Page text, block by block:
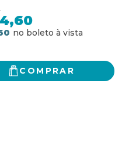
COMPRAR